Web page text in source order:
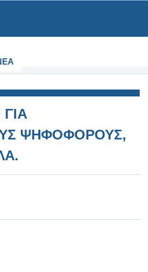
ΨΗΦΟΦΟΡΟΥΣ,